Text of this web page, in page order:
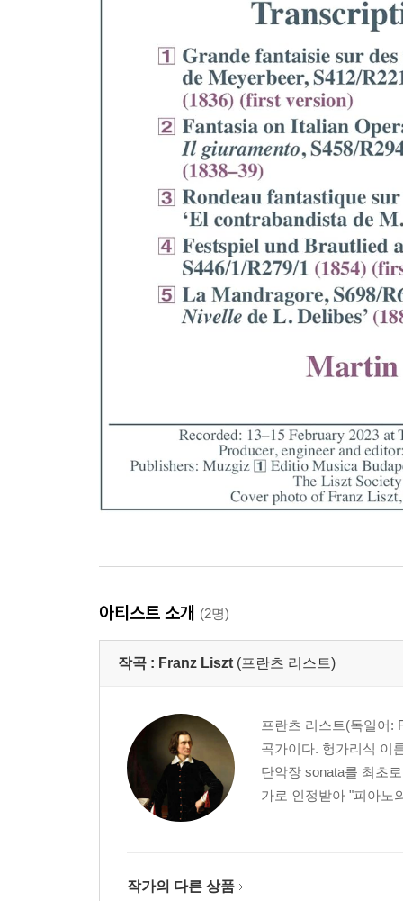
아티스트 소개 (2명)
작곡 : Franz Liszt (프란츠 리스트)
프란츠 리스트(독일어:
곡가이다. 헝가리식 이
단악장 sonata를 최초
가로 인정받아 "피아노
작가의 다른 상품